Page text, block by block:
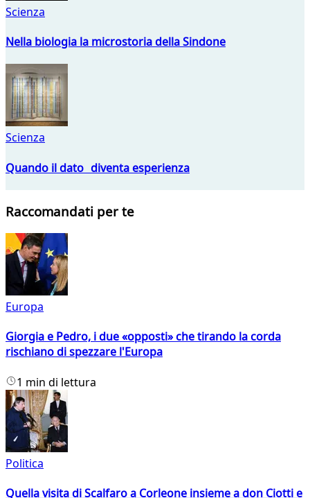
Scienza
Nella biologia la microstoria della Sindone
Scienza
Quando il dato diventa esperienza
Raccomandati per te
Europa
Giorgia e Pedro, i due «opposti» che tirando la corda
rischiano di spezzare l'Europa
1 min di lettura
Politica
Quella visita di Scalfaro a Corleone insieme a don Ciotti e